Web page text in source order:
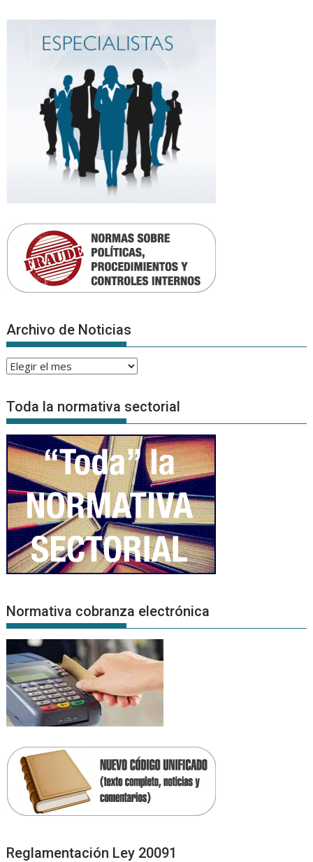
Archivo de Noticias
Archivo
Noticias
Toda la normativa sectorial
Normativa cobranza electrónica
Reglamentación Ley 20091